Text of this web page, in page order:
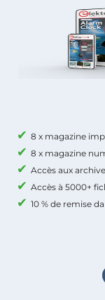
8 x magazine
8 x magazine
Accès aux
Accès à 5000+
10 % de remise